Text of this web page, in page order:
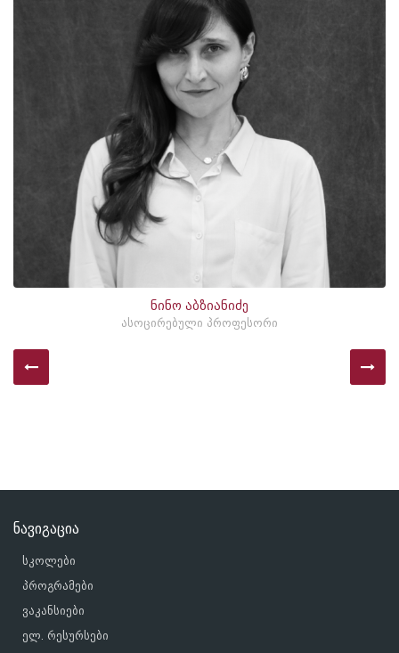
ნინო აბზიანიძე
ასოცირებული პროფესორი
ნავიგაცია
სკოლები
პროგრამები
ვაკანსიები
ელ. რესურსები